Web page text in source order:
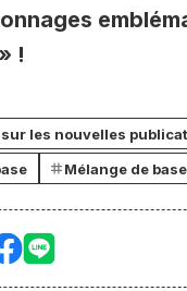
!
les nouvelles
Mélange de